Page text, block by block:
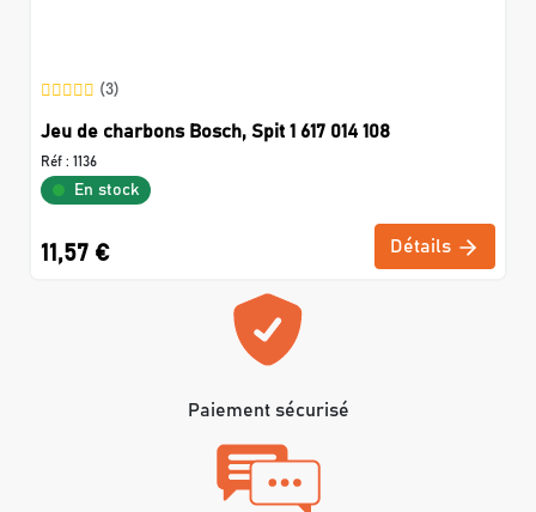
(3)
Jeu de charbons Bosch, Spit 1 617 014 108
Réf : 1136
En stock
11,57 € Détails
Paiement sécurisé